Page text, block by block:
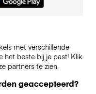
met verschillende
het beste bij je past! Klik
partners te zien.
geaccepteerd?